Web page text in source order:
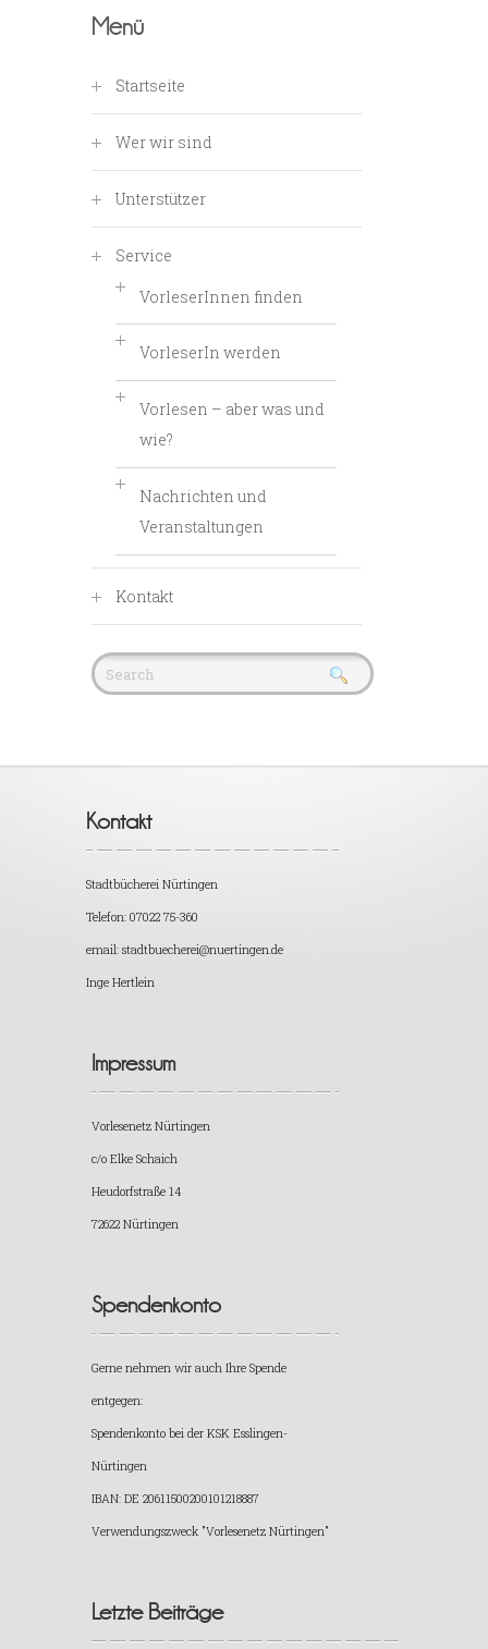
Menü
Startseite
Wer wir sind
Unterstützer
Service
VorleserInnen finden
VorleserIn werden
Vorlesen – aber was und
wie?
Nachrichten und
Veranstaltungen
Kontakt
Kontakt
Stadtbücherei Nürtingen
Telefon: 07022 75-360
email: stadtbuecherei@nuertingen.de
Inge Hertlein
Impressum
Vorlesenetz Nürtingen
c/o Elke Schaich
Heudorfstraße 14
72622 Nürtingen
Spendenkonto
Gerne nehmen wir auch Ihre Spende
entgegen:
Spendenkonto bei der KSK Esslingen-
Nürtingen
IBAN: DE 20611500200101218887
Verwendungszweck "Vorlesenetz Nürtingen"
Letzte Beiträge